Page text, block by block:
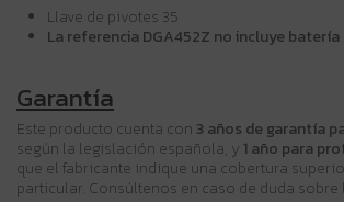
Llave de pivotes 35
La referencia DGA452Z no incluye batería
Garantía
Este producto cuenta con 3 años de garantía
según la legislación española, y 1 año para
que el fabricante indique una cobertura
particular. Consúltenos en caso de duda sobre